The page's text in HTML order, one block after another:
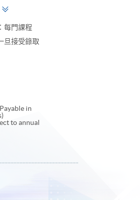
panel
每門課程
旦接受錄取
in
to annual